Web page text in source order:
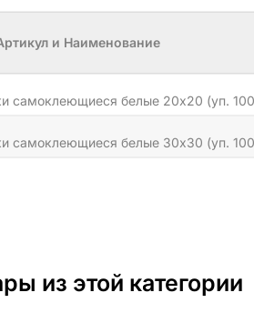
и Наименование
самоклеющиеся белые 20х20 (уп.
самоклеющиеся белые 30х30 (уп.
из этой категории